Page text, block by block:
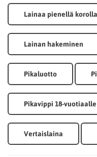
Lainaa pienellä korolla
Lainan hakeminen
Pikaluotto
Pikavippi 18-vuotiaalle
Vertaislaina